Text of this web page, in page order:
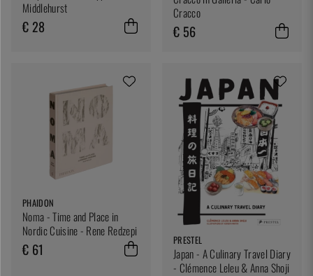
Middlehurst
€ 28
Cracco
€ 56
PHAIDON
Noma - Time and Place in
Nordic Cuisine - Rene Redzepi
€ 61 PRESTEL
Japan - A Culinary Travel Diary
- Clémence Leleu & Anna Shoji